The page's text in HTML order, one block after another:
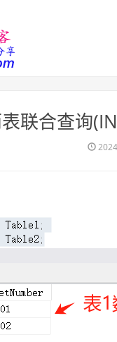
联合查询